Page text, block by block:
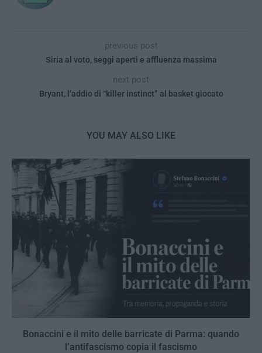
previous post
Siria al voto, seggi aperti e affluenza massima
next post
Bryant, l’addio di “killer instinct” al basket giocato
YOU MAY ALSO LIKE
Bonaccini e il mito delle barricate di Parma: quando
l’antifascismo copia il fascismo